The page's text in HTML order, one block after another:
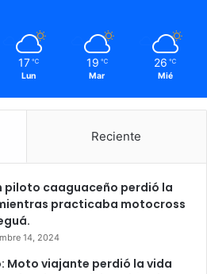
17 ℃
Lun
19 ℃
Mar
26 ℃
Mié
Reciente
piloto caaguaceño perdió la
practicaba motocross
14, 2024
Moto viajante perdió la vida